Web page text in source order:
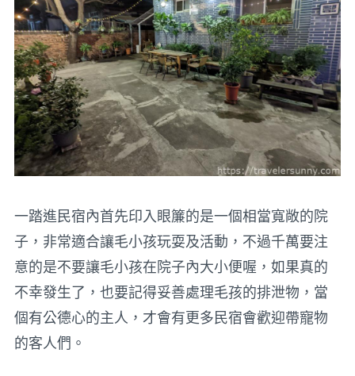
一踏進民宿內首先印入眼簾的是一個相當寬敞的院
子，非常適合讓毛小孩玩耍及活動，不過千萬要注
意的是不要讓毛小孩在院子內大小便喔，如果真的
不幸發生了，也要記得妥善處理毛孩的排泄物，當
個有公德心的主人，才會有更多民宿會歡迎帶寵物
的客人們。